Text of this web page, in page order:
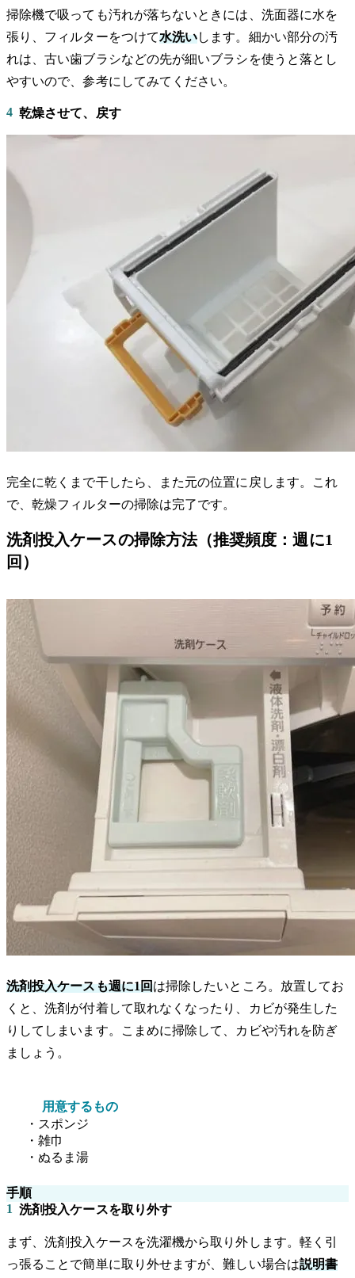
掃除機で吸っても汚れが落ちないときには、洗面器に水を
張り、フィルターをつけて水洗いします。細かい部分の汚
れは、古い歯ブラシなどの先が細いブラシを使うと落とし
やすいので、参考にしてみてください。
4 乾燥させて、戻す
完全に乾くまで干したら、また元の位置に戻します。これ
で、乾燥フィルターの掃除は完了です。
洗剤投入ケースの掃除方法（推奨頻度：週に1
回）
洗剤投入ケースも週に1回は掃除したいところ。放置してお
くと、洗剤が付着して取れなくなったり、カビが発生した
りしてしまいます。こまめに掃除して、カビや汚れを防ぎ
ましょう。
用意するもの
・スポンジ
・雑巾
・ぬるま湯
手順
1 洗剤投入ケースを取り外す
まず、洗剤投入ケースを洗濯機から取り外します。軽く引
っ張ることで簡単に取り外せますが、難しい場合は説明書